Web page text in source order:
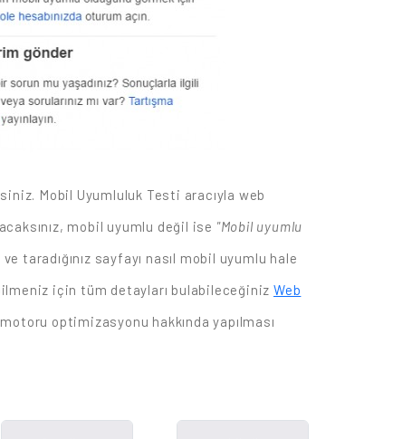
Mobil Uyumluluk Testi aracıyla web
mobil uyumlu değil ise "Mobil uyumlu
sayfayı nasıl mobil uyumlu hale
için tüm detayları bulabileceğiniz Web
optimizasyonu hakkında yapılması